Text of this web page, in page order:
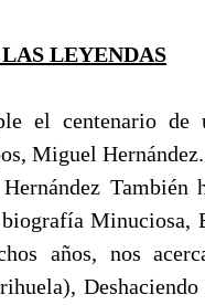
LEYENDAS
el centenario de
Miguel
También
Minuciosa,
años, nos